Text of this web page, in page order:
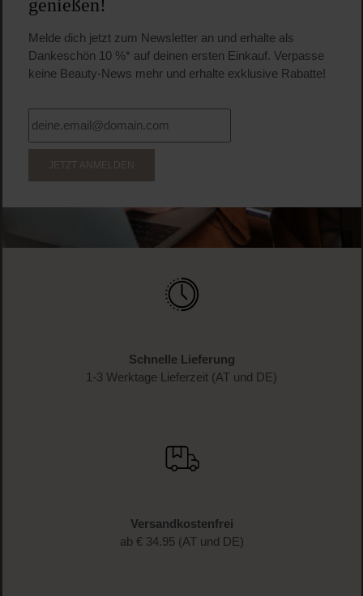
genießen!
Melde dich jetzt zum Newsletter an und erhalte als
Dankeschön 10 %* auf deinen ersten Einkauf. Verpasse
keine Beauty-News mehr und erhalte exklusive Rabatte!
JETZT ANMELDEN
Schnelle Lieferung
1-3 Werktage Lieferzeit (AT und DE)
Versandkostenfrei
ab € 34.95 (AT und DE)